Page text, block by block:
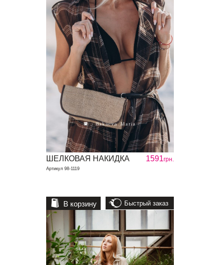
1591грн.
ШЕЛКОВАЯ НАКИДКА
Артикул 98-1119
В корзину Быстрый заказ